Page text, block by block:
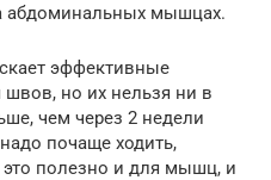
абдоминальных мышцах.
эффективные
швов, но их нельзя ни в
чем через 2 недели
почаще ходить,
это полезно и для мышц, и